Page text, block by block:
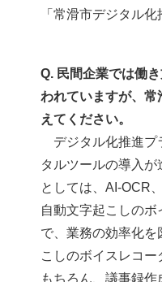
「常滑市デジタル
Q. 民間企業では働
われていますが、常
えてください。
デジタル化推進プ
タルツールの導入
としては、AI-OCR
自動文字起こしのボ
で、業務の効率化
こしのボイスレコ
もちろん、議事録作